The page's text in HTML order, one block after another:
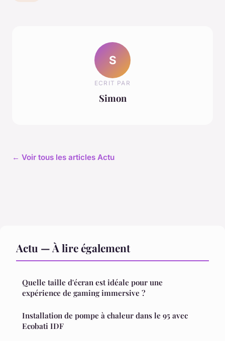
S
ECRIT PAR
Simon
← Voir tous les articles Actu
Actu — À lire également
Quelle taille d'écran est idéale pour une
expérience de gaming immersive ?
Installation de pompe à chaleur dans le 95 avec
Ecobati IDF